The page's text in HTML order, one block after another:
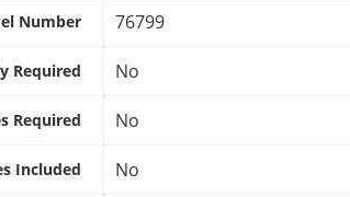
Number ‎76799
Required ‎No
Required ‎No
Included ‎No